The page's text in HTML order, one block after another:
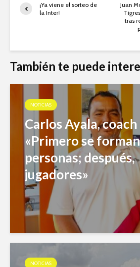
¡Ya viene el sorteo de
la Inter!
Juan
tras
También te puede
NOTICIAS
Carlos Ayala, coach
«Primero se forman
personas; después,
jugadores»
NOTICIAS